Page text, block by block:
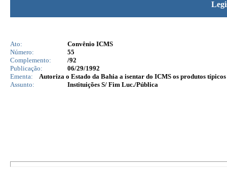
Ato:
Convênio ICMS
Número:
55
Complemento:
/92
Publicação:
06/29/1992
Ementa:
Autoriza o Estado da Bahia a isentar do ICMS os produtos
Assunto:
Instituições S/ Fim Luc./Pública